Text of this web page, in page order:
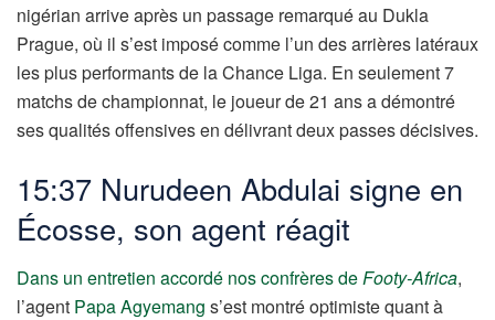
nigérian arrive après un passage remarqué au Dukla
Prague, où il s’est imposé comme l’un des arrières latéraux
les plus performants de la Chance Liga. En seulement 7
matchs de championnat, le joueur de 21 ans a démontré
ses qualités offensives en délivrant deux passes décisives.
15:37 Nurudeen Abdulai signe en
Écosse, son agent réagit
Dans un entretien accordé nos confrères deFooty-Africa,
l’agent Papa Agyemang s’est montré optimiste quant à